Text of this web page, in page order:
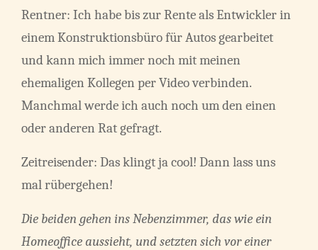
Rentner: Ich habe bis zur Rente als Entwickler in
einem Konstruktionsbüro für Autos gearbeitet
und kann mich immer noch mit meinen
ehemaligen Kollegen per Video verbinden.
Manchmal werde ich auch noch um den einen
oder anderen Rat gefragt.
Zeitreisender: Das klingt ja cool! Dann lass uns
mal rübergehen!
Die beiden gehen ins Nebenzimmer, das wie ein
Homeoffice aussieht, und setzten sich vor einer